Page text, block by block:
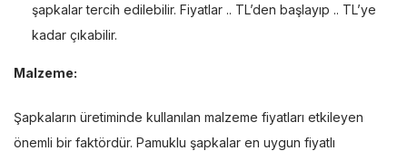
şapkalar tercih edilebilir. Fiyatlar .. TL’den başlayıp .. TL’ye
kadar çıkabilir.
Malzeme:
Şapkaların üretiminde kullanılan malzeme fiyatları etkileyen
önemli bir faktördür. Pamuklu şapkalar en uygun fiyatlı